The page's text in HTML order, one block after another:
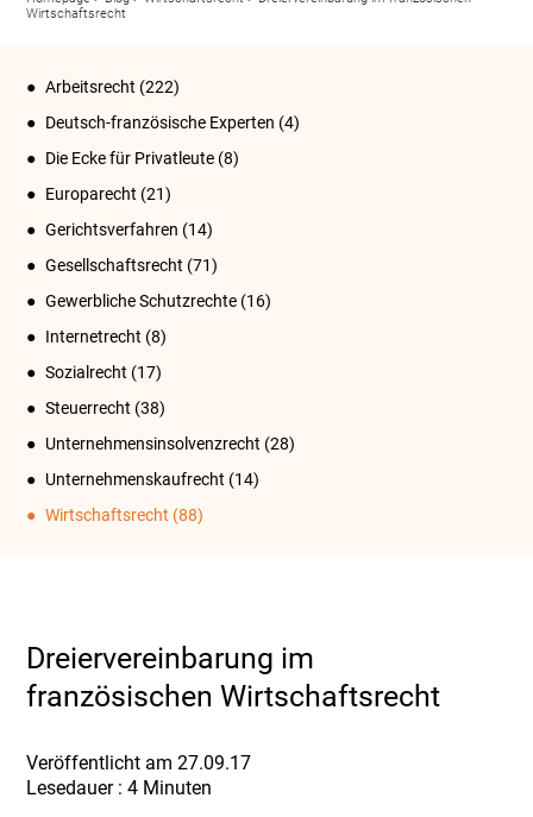
Wirtschaftsrecht
Arbeitsrecht (222)
Deutsch-französische Experten (4)
Die Ecke für Privatleute (8)
Europarecht (21)
Gerichtsverfahren (14)
Gesellschaftsrecht (71)
Gewerbliche Schutzrechte (16)
Internetrecht (8)
Sozialrecht (17)
Steuerrecht (38)
Unternehmensinsolvenzrecht (28)
Unternehmenskaufrecht (14)
Wirtschaftsrecht (88)
Dreiervereinbarung im
französischen Wirtschaftsrecht
Veröffentlicht am 27.09.17